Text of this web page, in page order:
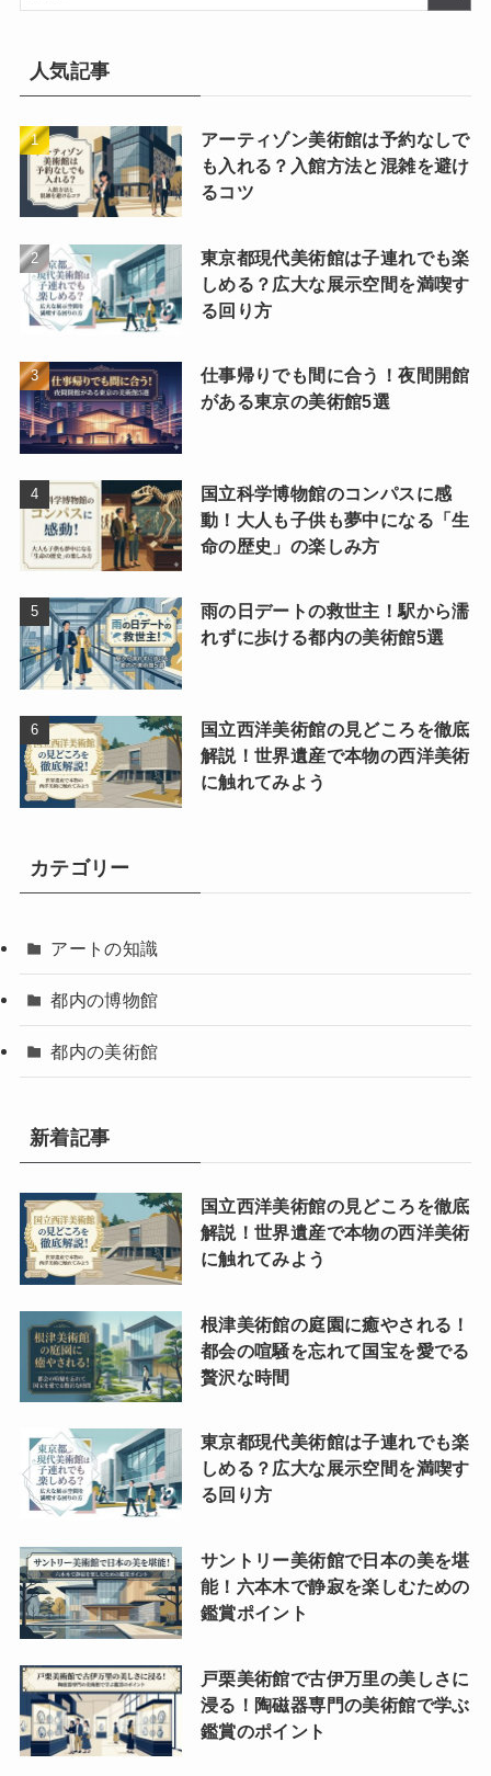
人気記事
アーティゾン美術館は予約なしで
も入れる？入館方法と混雑を避け
るコツ
東京都現代美術館は子連れでも楽
しめる？広大な展示空間を満喫す
る回り方
仕事帰りでも間に合う！夜間開館
がある東京の美術館5選
国立科学博物館のコンパスに感
動！大人も子供も夢中になる「生
命の歴史」の楽しみ方
雨の日デートの救世主！駅から濡
れずに歩ける都内の美術館5選
国立西洋美術館の見どころを徹底
解説！世界遺産で本物の西洋美術
に触れてみよう
カテゴリー
アートの知識
都内の博物館
都内の美術館
新着記事
国立西洋美術館の見どころを徹底
解説！世界遺産で本物の西洋美術
に触れてみよう
根津美術館の庭園に癒やされる！
都会の喧騒を忘れて国宝を愛でる
贅沢な時間
東京都現代美術館は子連れでも楽
しめる？広大な展示空間を満喫す
る回り方
サントリー美術館で日本の美を堪
能！六本木で静寂を楽しむための
鑑賞ポイント
戸栗美術館で古伊万里の美しさに
浸る！陶磁器専門の美術館で学ぶ
鑑賞のポイント